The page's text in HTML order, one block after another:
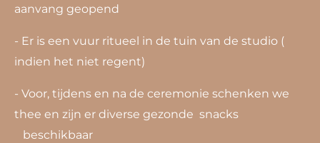
aanvang geopend
- Er is een vuur ritueel in de tuin van de studio (
indien het niet regent)
- Voor, tijdens en na de ceremonie schenken we
thee en zijn er diverse gezonde snacks
beschikbaar